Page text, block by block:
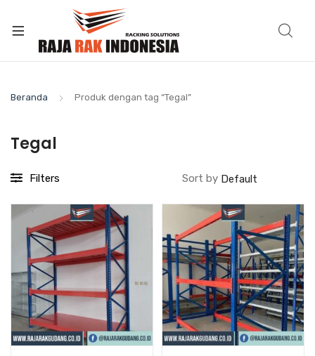
Beranda Produk dengan tag “Tegal”
Tegal
Filters Sort by